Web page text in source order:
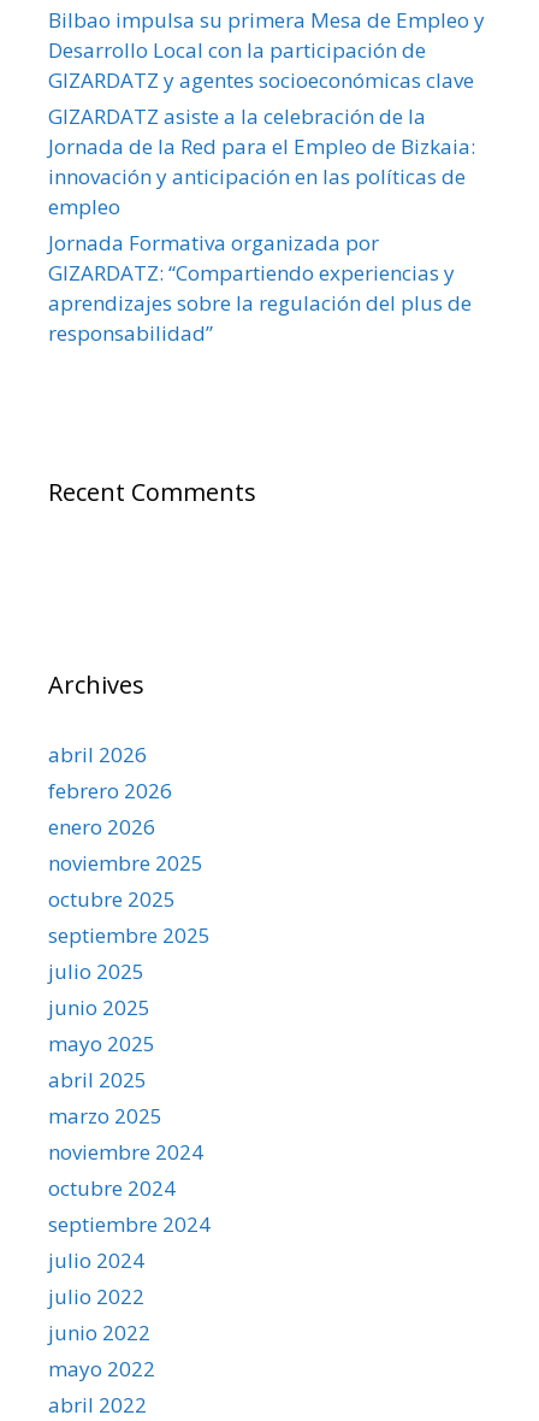
Bilbao impulsa su primera Mesa de Empleo y
Desarrollo Local con la participación de
GIZARDATZ y agentes socioeconómicas clave
GIZARDATZ asiste a la celebración de la
Jornada de la Red para el Empleo de Bizkaia:
innovación y anticipación en las políticas de
empleo
Jornada Formativa organizada por
GIZARDATZ: “Compartiendo experiencias y
aprendizajes sobre la regulación del plus de
responsabilidad”
Recent Comments
Archives
abril 2026
febrero 2026
enero 2026
noviembre 2025
octubre 2025
septiembre 2025
julio 2025
junio 2025
mayo 2025
abril 2025
marzo 2025
noviembre 2024
octubre 2024
septiembre 2024
julio 2024
julio 2022
junio 2022
mayo 2022
abril 2022